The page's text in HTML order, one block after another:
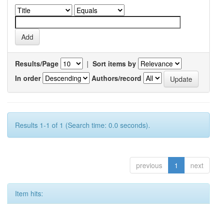
Results/Page | Sort items by
In order
Authors/record
Results 1-1 of 1 (Search time: 0.0 seconds).
previous 1 next
Item hits: